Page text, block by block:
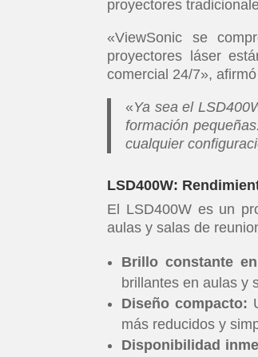
proyectores
«ViewSonic se
proyectores láser
comercial 24/7»,
«Ya sea el
formación
cualquier
LSD400W:
El LSD400W es un
aulas y salas de
Brillo constante
brillantes en aulas y
Diseño compacto:
más reducidos y
Disponibilidad